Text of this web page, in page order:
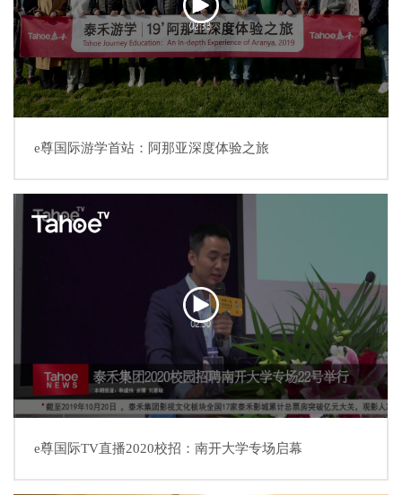
e尊国际游学首站：阿那亚深度体验之旅
e尊国际TV直播2020校招：南开大学专场启幕